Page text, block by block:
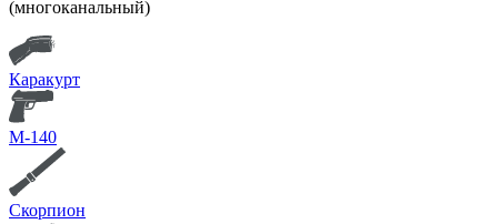
(многоканальный)
Каракурт
М-140
Скорпион